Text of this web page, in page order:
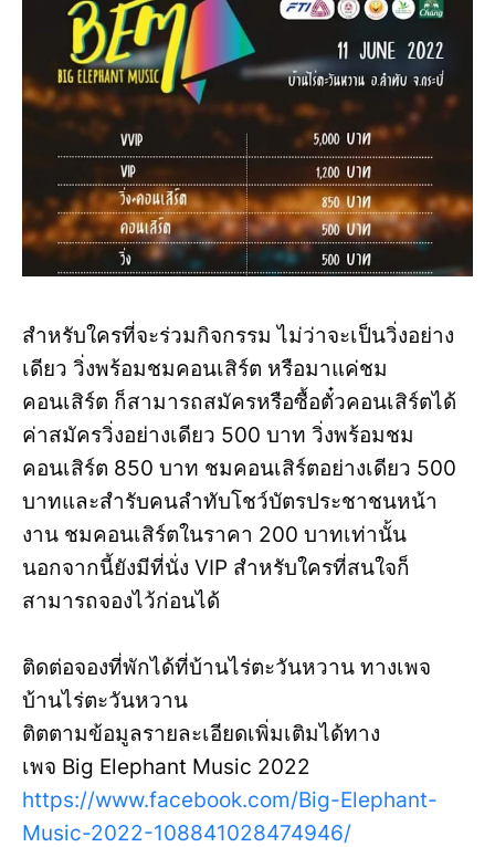
สำหรับใครที่จะร่วมกิจกรรม ไม่ว่าจะเป็นวิ่งอย่าง
เดียว วิ่งพร้อมชมคอนเสิร์ต หรือมาแค่ชม
คอนเสิร์ต ก็สามารถสมัครหรือซื้อตั๋วคอนเสิร์ตได้
ค่าสมัครวิ่งอย่างเดียว 500 บาท วิ่งพร้อมชม
คอนเสิร์ต 850 บาท ชมคอนเสิร์ตอย่างเดียว 500
บาทและสำรับคนลำทับโชว์บัตรประชาชนหน้า
งาน ชมคอนเสิร์ตในราคา 200 บาทเท่านั้น
นอกจากนี้ยังมีที่นั่ง VIP สำหรับใครที่สนใจก็
สามารถจองไว้ก่อนได้
ติดต่อจองที่พักได้ที่บ้านไร่ตะวันหวาน ทางเพจ
บ้านไร่ตะวันหวาน
ติตตามข้อมูลรายละเอียดเพิ่มเติมได้ทาง
เพจ Big Elephant Music 2022
https://www.facebook.com/Big-Elephant-
Music-2022-108841028474946/